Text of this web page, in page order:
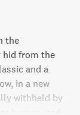
the
hid from the
and a
in a new
withheld by